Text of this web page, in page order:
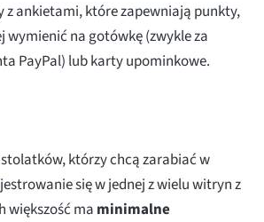
z ankietami, które zapewniają punkty,
wymienić na gotówkę (zwykle za
PayPal) lub karty upominkowe.
którzy chcą zarabiać w
się w jednej z wielu witryn z
większość ma minimalne